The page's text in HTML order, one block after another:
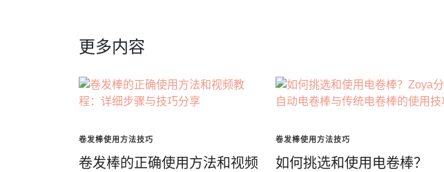
更多内容
卷发棒使用方法技巧
卷发棒的正确使用方法和视频
卷发棒使用方法技巧
如何挑选和使用电卷棒？